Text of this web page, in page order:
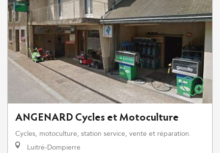
ANGENARD Cycles et Motoculture
Cycles, motoculture, station service, vente et réparation.
Luitré-Dompierre